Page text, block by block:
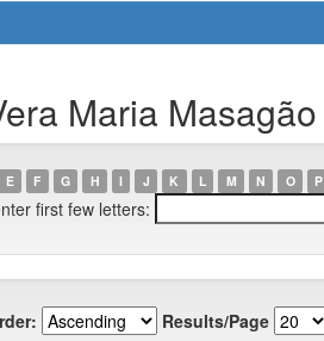
Maria Masagão
E F G H I J K L M N O P
first few letters:
Results/Page